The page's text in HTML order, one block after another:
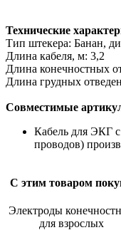
Технические
Тип штекера: Банан,
Длина кабеля, м: 3,2
Длина конечностных
Длина грудных
Совместимые
Кабель для ЭКГ
проводов)
С этим товаром
Электроды
для взрослых